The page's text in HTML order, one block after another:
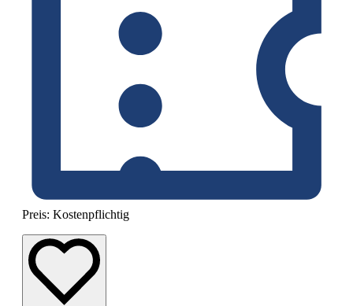
Preis: Kostenpflichtig